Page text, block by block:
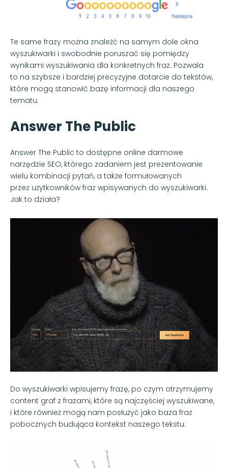
Te same frazy można znaleźć na samym dole okna
wyszukiwarki i swobodnie poruszać się pomiędzy
wynikami wyszukiwania dla konkretnych fraz. Pozwala
to na szybsze i bardziej precyzyjne dotarcie do tekstów,
które mogą stanowić bazę informacji dla naszego
tematu.
Answer The Public
Answer The Public to dostępne online darmowe
narzędzie SEO, którego zadaniem jest prezentowanie
wielu kombinacji pytań, a także formułowanych
przez użytkowników fraz wpisywanych do wyszukiwarki.
Jak to działa?
Do wyszukiwarki wpisujemy frazę, po czym otrzymujemy
content graf z frazami, które są najczęściej wyszukiwane,
i które również mogą nam posłużyć jako baza fraz
pobocznych budująca kontekst naszego tekstu.